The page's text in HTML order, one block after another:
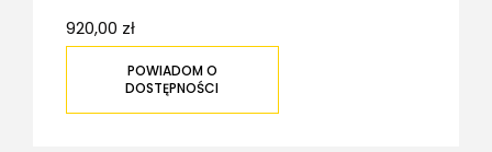
920,00 zł
POWIADOM O
DOSTĘPNOŚCI